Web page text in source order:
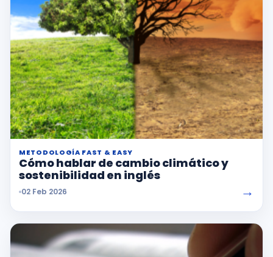
METODOLOGÍA FAST & EASY
Cómo hablar de cambio climático y
sostenibilidad en inglés
02 Feb 2026 →